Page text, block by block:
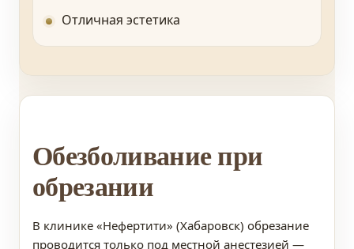
Отличная эстетика
Обезболивание при
обрезании
В клинике «Нефертити» (Хабаровск) обрезание
проводится только под местной анестезией —